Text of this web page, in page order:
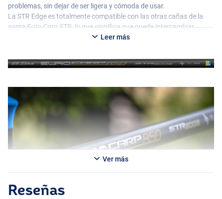
problemas, sin dejar de ser ligera y cómoda de usar.
La STR Edge es totalmente compatible con las otras cañas de la
gama Euro CarpSTR, lo que significa que puede intercambiar
fácilmente los kits superiores entre diferentes cañas. Esta caña
con marcas de profundidad para ajustar fácilmente la profundidad
correcta durante la pesca. Si desea cambiar de marcha
captura de grandes carpas, la Euro Carp 850STREdge es una
opción potente y fiable.
Leer más
Ver más
Reseñas